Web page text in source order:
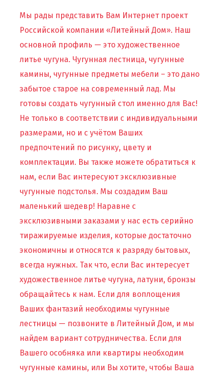
Мы рады представить Вам Интернет проект
Российской компании «Литейный Дом». Наш
основной профиль — это художественное
литье чугуна. Чугунная лестница, чугунные
камины, чугунные предметы мебели – это дано
забытое старое на современный лад. Мы
готовы создать чугунный стол именно для Вас!
Не только в соответствии с индивидуальными
размерами, но и с учётом Ваших
предпочтений по рисунку, цвету и
комплектации. Вы также можете обратиться к
нам, если Вас интересуют эксклюзивные
чугунные подстолья. Мы создадим Ваш
маленький шедевр! Наравне с
эксклюзивными заказами у нас есть серийно
тиражируемые изделия, которые достаточно
экономичны и относятся к разряду бытовых,
всегда нужных. Так что, если Вас интересует
художественное литье чугуна, латуни, бронзы
обращайтесь к нам. Если для воплощения
Ваших фантазий необходимы чугунные
лестницы — позвоните в Литейный Дом, и мы
найдем вариант сотрудничества. Если для
Вашего особняка или квартиры необходим
чугунные камины, или Вы хотите, чтобы Ваша